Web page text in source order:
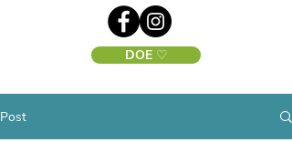
DOE ♡
Post